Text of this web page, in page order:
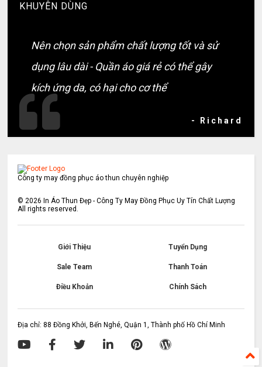
KHUYÊN DÙNG
Nên chọn sản phẩm chất lượng tốt và sử
dụng lâu dài - Quần áo giá rẻ có thể gây
kích ứng da, có hại cho cơ thể
- Richard
Công ty may đồng phục áo thun chuyên nghiệp
©2026 In Áo Thun Đẹp - Công Ty May Đồng Phục Uy Tín Chất Lượng
All rights reserved.
Giới Thiệu Tuyển Dụng
Sale Team Thanh Toán
Điều Khoản Chính Sách
Địa chỉ: 88 Đồng Khởi, Bến Nghé, Quận 1, Thành phố Hồ Chí Minh